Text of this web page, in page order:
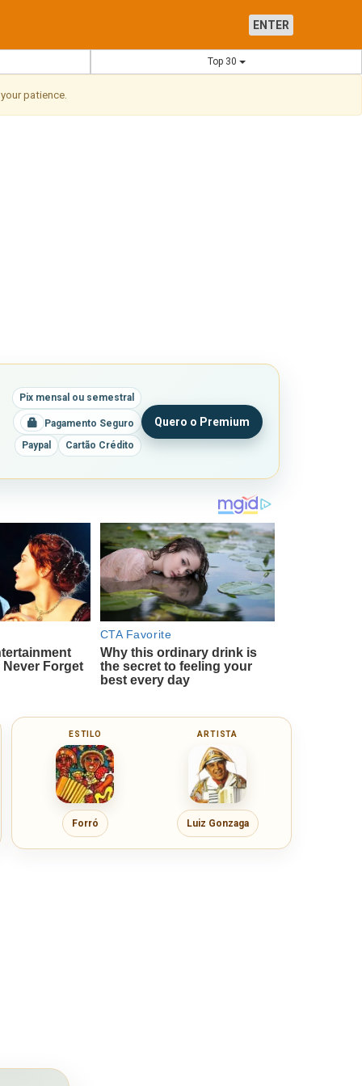
ENTER
Top 30
patience.
Pix mensal ou semestral
Pagamento Seguro
Paypal
Cartão Crédito
Quero o Premium
ESTILO
Forró
ARTISTA
Luiz Gonzaga